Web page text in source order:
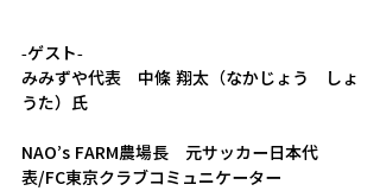
-ゲスト-
みみずや代表　中條 翔太（なかじょう　しょ
うた）氏
NAO’s FARM農場長　元サッカー日本代
表/FC東京クラブコミュニケーター